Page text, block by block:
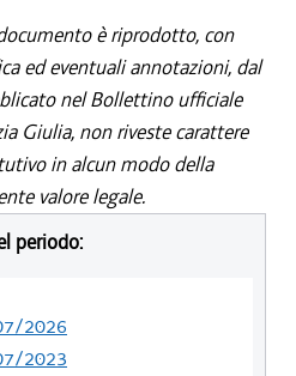
è riprodotto, con
ed eventuali annotazioni, dal
nel Bollettino ufficiale
Giulia, non riveste carattere
in alcun modo della
valore legale.
periodo:
2026
2023